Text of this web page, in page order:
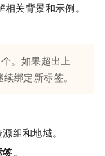
相关背景和示例。
个。如果超出上
绑定新标签。
组和地域。
签。